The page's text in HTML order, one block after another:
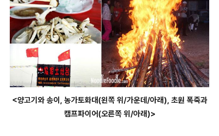
<양고기와 송이, 농가토화대(왼쪽 위/가운데/아래), 초원 폭죽과
캠프파이어(오른쪽 위/아래)>